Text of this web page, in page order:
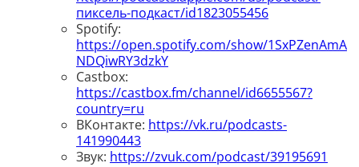
пиксель-подкаст/id1823055456
Spotify:
https://open.spotify.com/show/1SxPZenAmA
NDQiwRY3dzkY
Castbox:
https://castbox.fm/channel/id6655567?
country=ru
ВКонтакте: https://vk.ru/podcasts-
141990443
Звук: https://zvuk.com/podcast/39195691